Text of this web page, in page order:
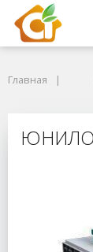
ЮНИЛОС «АСТРА»
Главная